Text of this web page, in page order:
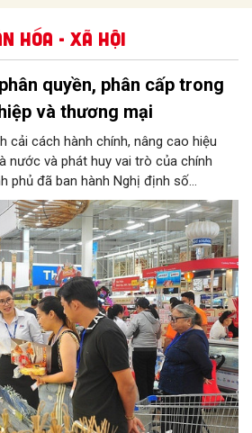
hóa - Xã hội
quyền, phân cấp trong
và thương mại
cải cách hành chính, nâng cao hiệu
nước và phát huy vai trò của chính
phủ đã ban hành Nghị định số
6/2025 quy định về phân quyền, phân
và thương mại. Trong đó, lĩnh
tiêu dùng có nhiều nội dung quan
địa phương, góp phần đưa hoạt động
gần người dân hơn.